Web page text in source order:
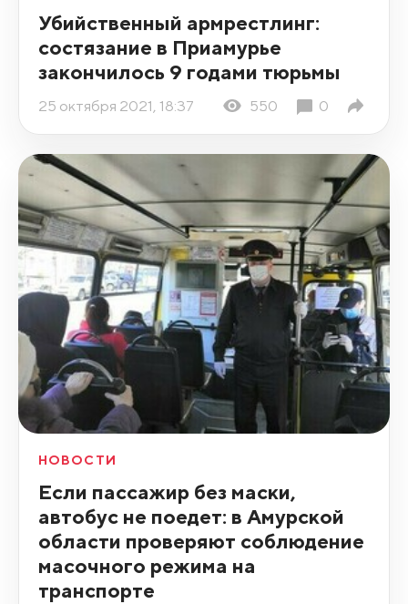
Убийственный армрестлинг:
состязание в Приамурье
закончилось 9 годами тюрьмы
25 октября 2021, 18:37 550 0
НОВОСТИ
Если пассажир без маски,
автобус не поедет: в Амурской
области проверяют соблюдение
масочного режима на
транспорте